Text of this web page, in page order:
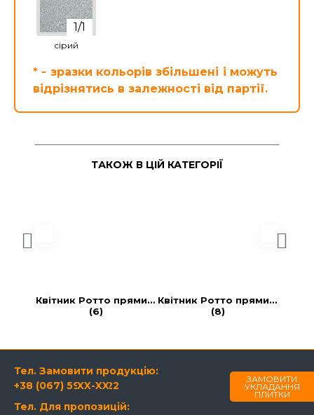
сірий
* - зразки кольорів збільшені і можуть
відрізнятись в залежності від партії.
ТАКОЖ В ЦІЙ КАТЕГОРІЇ
Квітник Ротто прямий
(6)
Квітник Ротто прямий
(8)
Тел. Замовити продукцію:
+38 (067) 594-21-22
XX-XX
Тел. Для пропозицій:
ЗАМОВИТИ
УКЛАДАННЯ
ПЛИТКИ